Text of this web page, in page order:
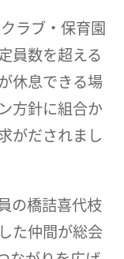
ラブ・保育園
員数を超える
休息できる場
方針に組合か
がだされまし
の橋詰喜代枝
た仲間が総会